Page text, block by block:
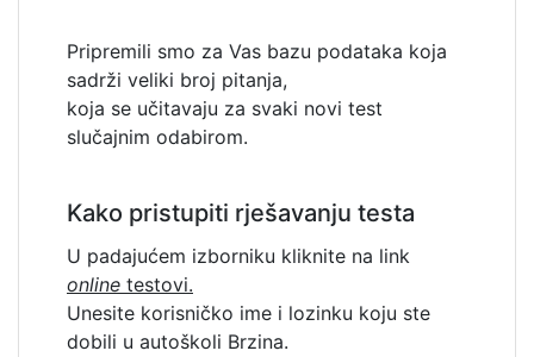
Pripremili smo za Vas bazu podataka koja
sadrži veliki broj pitanja,
koja se učitavaju za svaki novi test
slučajnim odabirom.
Kako pristupiti rješavanju testa
U padajućem izborniku kliknite na link
online testovi.
Unesite korisničko ime i lozinku koju ste
dobili u autoškoli Brzina.